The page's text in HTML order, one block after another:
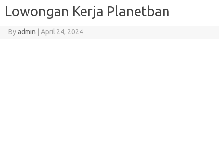
Lowongan Kerja Planetban
Byadmin April 24, 2024